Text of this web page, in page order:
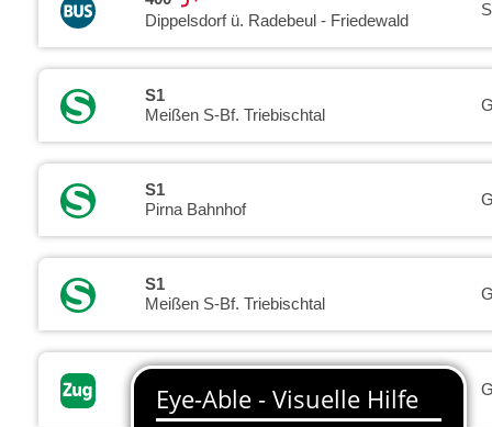
Dippelsdorf ü. Radebeul - Friedewald
S1
Meißen S-Bf. Triebischtal
S1
Pirna Bahnhof
S1
Meißen S-Bf. Triebischtal
Elsterwerda, Bahnhof